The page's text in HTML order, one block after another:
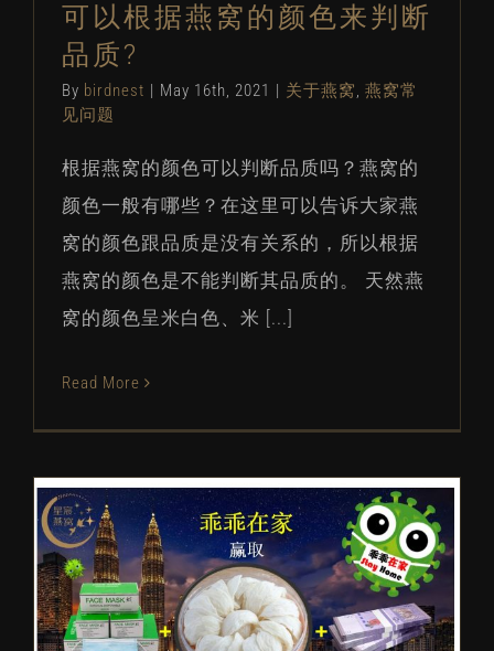
可以根据燕窝的颜色来判断
品质?
By birdnest May 16th, 2021 关于燕窝, 燕窝常
见问题
根据燕窝的颜色可以判断品质吗？燕窝的
颜色一般有哪些？在这里可以告诉大家燕
窝的颜色跟品质是没有关系的，所以根据
燕窝的颜色是不能判断其品质的。 天然燕
窝的颜色呈米白色、米 [...]
Read More
乖乖在家赢取燕窝，现金及口罩！